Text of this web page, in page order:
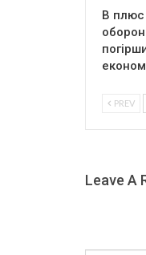
В
PREV
Leave A